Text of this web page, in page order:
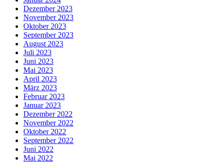
Dezember 2023
November 2023
Oktober 2023
September 2023
August 2023
Juli 2023
Juni 2023
Mai 2023
April 2023
März 2023
Februar 2023
Januar 2023
Dezember 2022
November 2022
Oktober 2022
September 2022
Juni 2022
Mai 2022